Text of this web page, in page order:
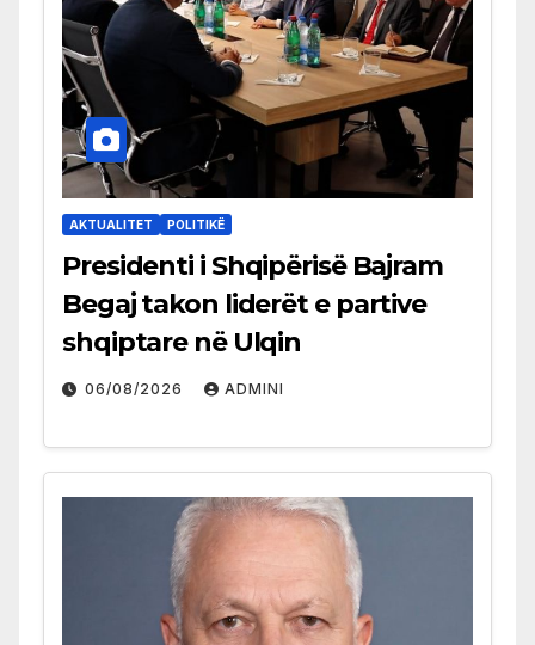
AKTUALITET POLITIKË
Presidenti i Shqipërisë Bajram
Begaj takon liderët e partive
shqiptare në Ulqin
06/08/2026 ADMINI